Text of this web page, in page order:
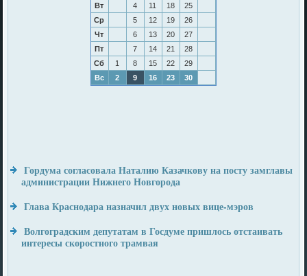
Вт
4 11 18
25
Ср
5 12 19
26
Чт
6 13 20
27
Пт
7 14 21
28
Сб
1 8 15 22
29
Вс
2 9 16 23 30
Гордума согласовала Наталию Казачкову на посту замглавы
администрации Нижнего Новгорода
Глава Краснодара назначил двух новых вице-мэров
Волгоградским депутатам в Госдуме пришлось отстаивать
интересы скоростного трамвая